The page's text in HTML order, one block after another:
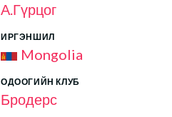
А.Гүрцог
ИРГЭНШИЛ
Mongolia
ОДООГИЙН КЛУБ
Бродерс